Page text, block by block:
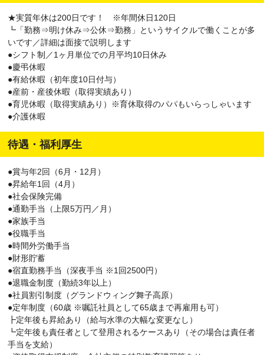
・東京都墨田区吾妻橋1-23-1（アサヒグループ本社ビル）
・茨城県守谷市緑1-1-21（アサヒグループ研究開発センター）
・東京都江東区豊洲6丁目 東京都中央卸売市場（豊洲市場）
・東京都千代田区丸の内3丁目5番1号（東京国際フォーラム）
・東京都文京区後楽１－３－６１（東京ドームホテル）
・東京都文京区湯島１－５－４５（東京科学大学）
・埼玉県草加市草加２－２１－１（草加市立病院）
・東京都府中市朝日町３－１５－１（警視庁警察学校）
・東京都港区虎ノ門2-2-2（虎の門病院）
★実質年休は200日です！ ※年間休日120日
┗「勤務⇒明け休み⇒公休⇒勤務」というサイクルで働くことが多
いです／詳細は面接で説明します
●シフト制／1ヶ月単位での月平均10日休み
●慶弔休暇
●有給休暇（初年度10日付与）
●産前・産後休暇（取得実績あり）
●育児休暇（取得実績あり）※育休取得のパパもいらっしゃいます
●介護休暇
待遇・福利厚生
●賞与年2回（6月・12月）
●昇給年1回（4月）
●社会保険完備
●通勤手当（上限5万円／月）
●家族手当
●役職手当
●時間外労働手当
●財形貯蓄
●宿直勤務手当（深夜手当 ※1回2500円）
●退職金制度（勤続3年以上）
●社員割引制度（グランドウィング舞子高原）
●定年制度（60歳 ※嘱託社員として65歳まで再雇用も可）
┣定年後も昇給あり（給与水準の大幅な変更なし）
┗定年後も責任者として登用されるケースあり（その場合は責任者
手当を支給）